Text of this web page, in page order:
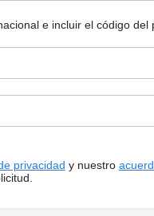
e incluir el código del
privacidad y nuestro